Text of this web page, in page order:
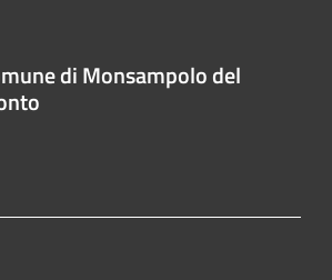
di Monsampolo del